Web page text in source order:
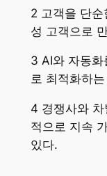
2 고객을 단
성 고객으로
3 AI와 자동화
로 최적화하
4 경쟁사와
적으로 지속
있다.